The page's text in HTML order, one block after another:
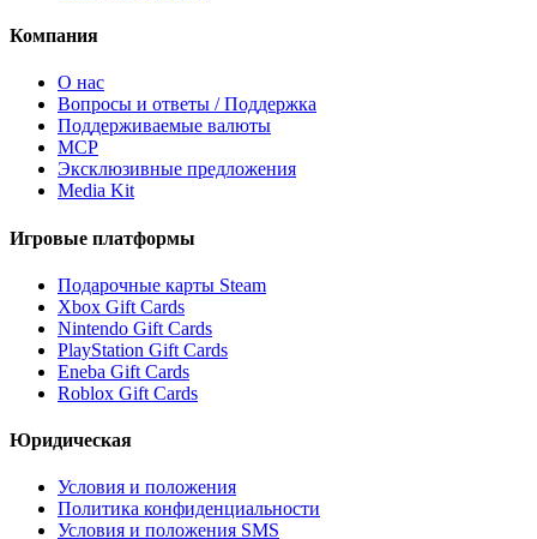
Компания
О нас
Вопросы и ответы / Поддержка
Поддерживаемые валюты
MCP
Эксклюзивные предложения
Media Kit
Игровые платформы
Подарочные карты Steam
Xbox Gift Cards
Nintendo Gift Cards
PlayStation Gift Cards
Eneba Gift Cards
Roblox Gift Cards
Юридическая
Условия и положения
Политика конфиденциальности
Условия и положения SMS